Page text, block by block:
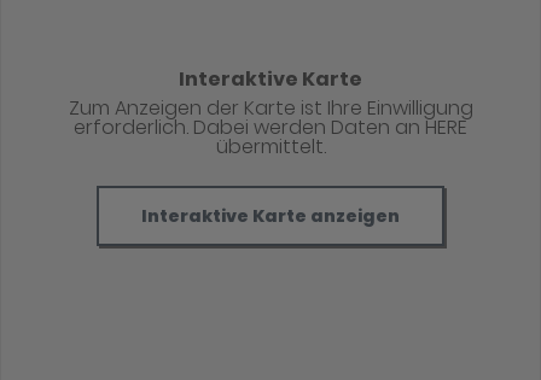
Interaktive Karte
Zum Anzeigen der Karte ist Ihre Einwilligung
erforderlich. Dabei werden Daten an HERE
übermittelt.
Interaktive Karte anzeigen